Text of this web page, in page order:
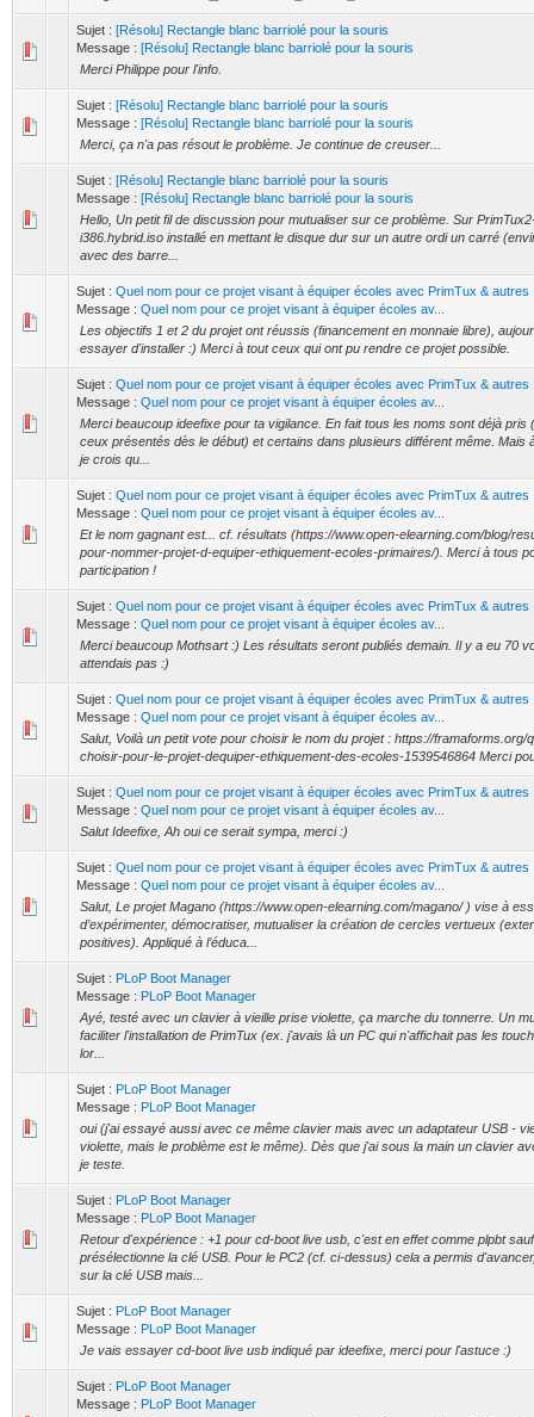
Sujet : [Résolu] Rectangle blanc barriolé pour la souris
Message : [Résolu] Rectangle blanc barriolé pour la souris
Merci Philippe pour l'info.
Sujet : [Résolu] Rectangle blanc barriolé pour la souris
Message : [Résolu] Rectangle blanc barriolé pour la souris
Merci, ça n'a pas résout le problème. Je continue de creuser...
Sujet : [Résolu] Rectangle blanc barriolé pour la souris
Message : [Résolu] Rectangle blanc barriolé pour la souris
Hello, Un petit fil de discussion pour mutualiser sur ce problème. Sur
i386.hybrid.iso installé en mettant le disque dur sur un autre ordi un carré
avec des barre...
Sujet : Quel nom pour ce projet visant à équiper écoles avec PrimTux & autres
Message : Quel nom pour ce projet visant à équiper écoles av...
Les objectifs 1 et 2 du projet ont réussis (financement en monnaie libre),
essayer d'installer :) Merci à tout ceux qui ont pu rendre ce projet possible.
Sujet : Quel nom pour ce projet visant à équiper écoles avec PrimTux & autres
Message : Quel nom pour ce projet visant à équiper écoles av...
Merci beaucoup ideefixe pour ta vigilance. En fait tous les noms sont déjà pris
ceux présentés dès le début) et certains dans plusieurs différent même. Mais
je crois qu...
Sujet : Quel nom pour ce projet visant à équiper écoles avec PrimTux & autres
Message : Quel nom pour ce projet visant à équiper écoles av...
Et le nom gagnant est... cf. résultats (https://www.open-elearning.com/blog/
pour-nommer-projet-d-equiper-ethiquement-ecoles-primaires/). Merci à tous
participation !
Sujet : Quel nom pour ce projet visant à équiper écoles avec PrimTux & autres
Message : Quel nom pour ce projet visant à équiper écoles av...
Merci beaucoup Mothsart :) Les résultats seront publiés demain. Il y a eu 70
attendais pas :)
Sujet : Quel nom pour ce projet visant à équiper écoles avec PrimTux & autres
Message : Quel nom pour ce projet visant à équiper écoles av...
Salut, Voilà un petit vote pour choisir le nom du projet : https://framaforms.org/
choisir-pour-le-projet-dequiper-ethiquement-des-ecoles-1539546864 Merci
Sujet : Quel nom pour ce projet visant à équiper écoles avec PrimTux & autres
Message : Quel nom pour ce projet visant à équiper écoles av...
Salut Ideefixe, Ah oui ce serait sympa, merci :)
Sujet : Quel nom pour ce projet visant à équiper écoles avec PrimTux & autres
Message : Quel nom pour ce projet visant à équiper écoles av...
Salut, Le projet Magano (https://www.open-elearning.com/magano/ ) vise à
d’expérimenter, démocratiser, mutualiser la création de cercles vertueux
positives). Appliqué à l’éduca...
Sujet : PLoP Boot Manager
Message : PLoP Boot Manager
Ayé, testé avec un clavier à vieille prise violette, ça marche du tonnerre. Un
faciliter l'installation de PrimTux (ex. j'avais là un PC qui n'affichait pas les
lor...
Sujet : PLoP Boot Manager
Message : PLoP Boot Manager
oui (j'ai essayé aussi avec ce même clavier mais avec un adaptateur USB -
violette, mais le problème est le même). Dès que j'ai sous la main un clavier
je teste.
Sujet : PLoP Boot Manager
Message : PLoP Boot Manager
Retour d'expérience : +1 pour cd-boot live usb, c'est en effet comme plpbt
présélectionne la clé USB. Pour le PC2 (cf. ci-dessus) cela a permis
sur la clé USB mais...
Sujet : PLoP Boot Manager
Message : PLoP Boot Manager
Je vais essayer cd-boot live usb indiqué par ideefixe, merci pour l'astuce :)
Sujet : PLoP Boot Manager
Message : PLoP Boot Manager